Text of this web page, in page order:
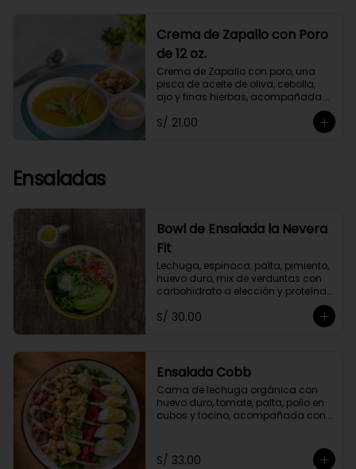
Crema de Zapallo con Poro
de 12 oz.
Crema de Zapallo con poro, una
pisca de aceite de oliva, cebolla,
ajo y finas hierbas, acompañada
madre. No contiene papa ni
S/ 21.00
Ensaladas
Bowl de Ensalada la Nevera
Fit
Lechuga, espinaca, palta, pimiento,
huevo duro, mix de verduritas con
carbohidrato a elección y proteína
selecionada. Con aliño La Nevera Fit
S/ 30.00
Ensalada Cobb
Cama de lechuga orgánica con
huevo duro, tomate, palta, pollo en
cubos y tocino, acompañada con
S/ 33.00